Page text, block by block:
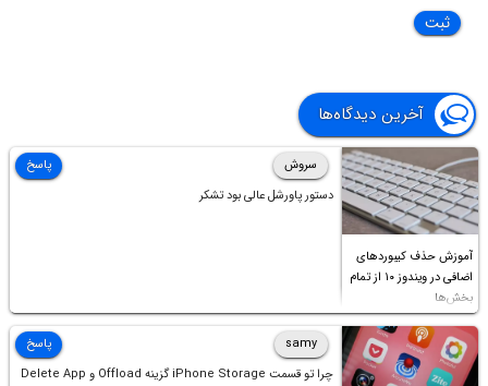
آخرین دیدگاه‌ها
آموزش حذف کیبوردهای
اضافی در ویندوز ۱۰ از تمام
بخش‌ها
سروش
دستور پاورشل عالی بود تشکر
پاسخ
samy
چرا تو قسمت iPhone Storage گزینه Offload و Delete App
پاسخ